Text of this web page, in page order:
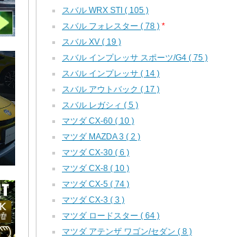
スバル WRX STI ( 105 )
スバル フォレスター ( 78 ) *
スバル XV ( 19 )
スバル インプレッサ スポーツ/G4 ( 75 )
スバル インプレッサ ( 14 )
スバル アウトバック ( 17 )
スバル レガシィ ( 5 )
マツダ CX-60 ( 10 )
マツダ MAZDA 3 ( 2 )
マツダ CX-30 ( 6 )
マツダ CX-8 ( 10 )
マツダ CX-5 ( 74 )
マツダ CX-3 ( 3 )
マツダ ロードスター ( 64 )
マツダ アテンザ ワゴン/セダン ( 8 )